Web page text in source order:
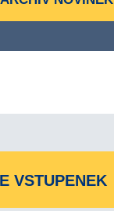
VSTUPENEK